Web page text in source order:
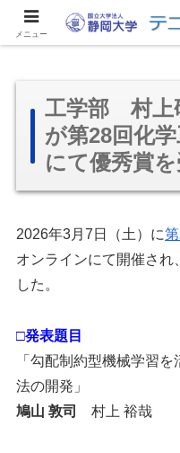
サイト
工学部 村上
が第28回化
にて優秀賞を
2026年3月7日（土）に
オンラインにて開催され
した。
□発表題目
「勾配制約型機械学習
法の開発」
鳩山 敦司
村上 裕哉
メニュー